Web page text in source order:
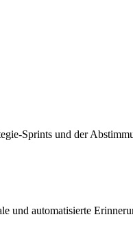
Sprints und der
und automatisierte